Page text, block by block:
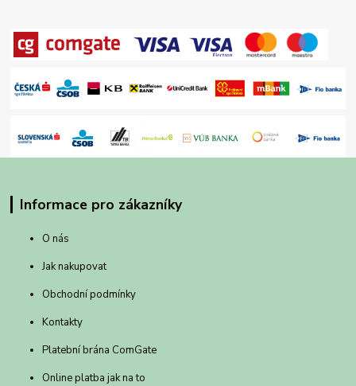
Informace pro zákazníky
O nás
Jak nakupovat
Obchodní podmínky
Kontakty
Platební brána ComGate
Online platba jak na to